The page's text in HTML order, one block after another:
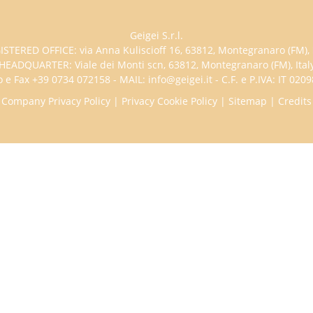
Geigei S.r.l.
OFFICE: via Anna Kuliscioff 16, 63812, Montegranaro
HEADQUARTER: Viale dei Monti scn, 63812, Montegranaro (FM),
e Fax +39 0734 072158 - MAIL: info@geigei.it - C.F. e P.IVA: IT
Company Privacy Policy | Privacy Cookie Policy | Sitemap | Credits